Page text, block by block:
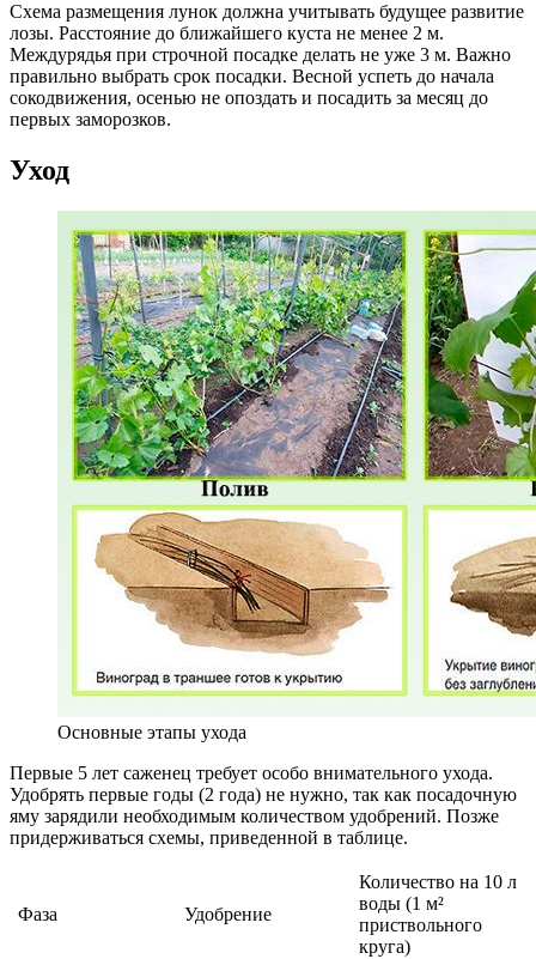
Схема размещения лунок должна учитывать будущее развитие
лозы. Расстояние до ближайшего куста не менее 2 м.
Междурядья при строчной посадке делать не уже 3 м. Важно
правильно выбрать срок посадки. Весной успеть до начала
сокодвижения, осенью не опоздать и посадить за месяц до
первых заморозков.
Уход
Основные этапы ухода
Первые 5 лет саженец требует особо внимательного ухода.
Удобрять первые годы (2 года) не нужно, так как посадочную
яму зарядили необходимым количеством удобрений. Позже
придерживаться схемы, приведенной в таблице.
Фаза Удобрение
Количество на 10 л
воды (1 м²
приствольного
круга)